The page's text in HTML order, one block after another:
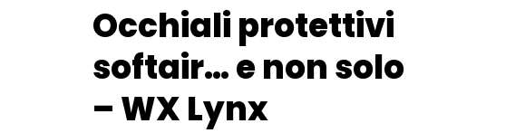
Occhiali protettivi
softair… e non solo
– WX Lynx